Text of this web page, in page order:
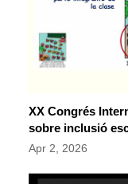
XX Congrés
sobre inclusió
Apr 2, 2026